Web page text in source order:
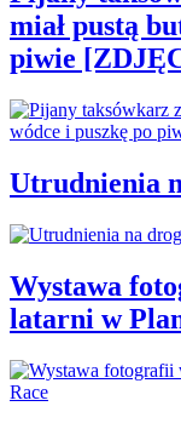
miał pustą
piwie
Utrudnienia
Wystawa
latarni w